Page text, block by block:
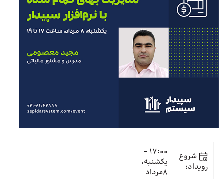
شروع
رویداد:
17:00 -
یکشنبه،
8مرداد